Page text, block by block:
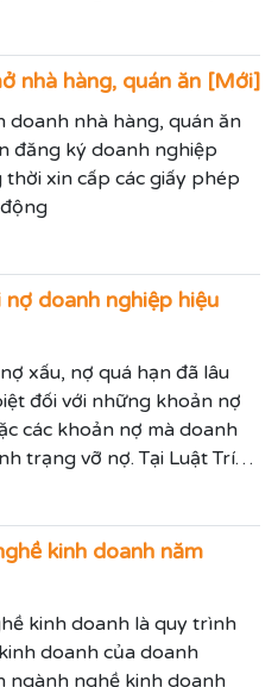
nhà hàng, quán ăn [Mới]
doanh nhà hàng, quán ăn
đăng ký doanh nghiệp
xin cấp các giấy phép
doanh nghiệp hiệu
xấu, nợ quá hạn đã lâu
đối với những khoản nợ
các khoản nợ mà doanh
trạng vỡ nợ. Tại Luật Trí
hiệu quả đảm bảo sẽ giúp
vị đưa ra.
kinh doanh năm
kinh doanh là quy trình
doanh của doanh
ngành nghề kinh doanh